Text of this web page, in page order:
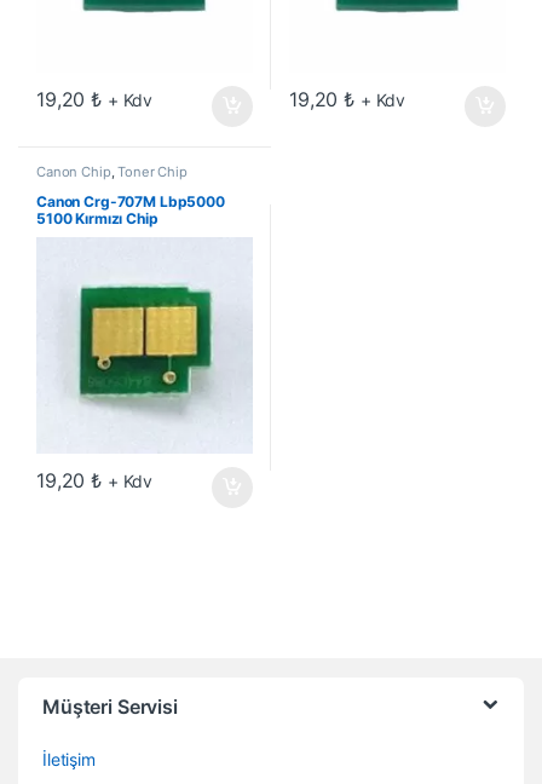
19,20₺ + Kdv 19,20₺ + Kdv
Canon Chip ,Toner Chip
Canon Crg-707M Lbp5000
5100 Kırmızı Chip
19,20₺ + Kdv
Müşteri Servisi
İletişim